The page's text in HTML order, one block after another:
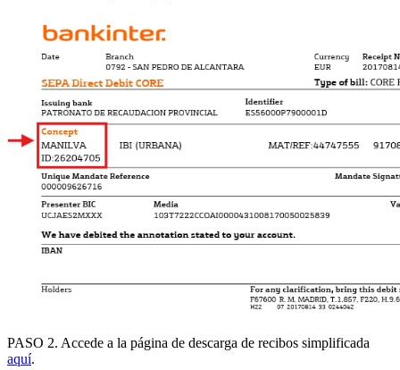
PASO 2. Accede a la página de descarga de recibos simplificada
aquí.